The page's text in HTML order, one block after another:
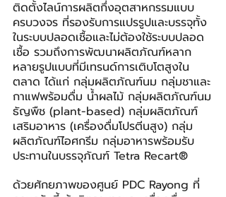
ติดตั้งไลน์การผลิตกึ่งอุตสาหกรรมแบบ
ครบวงจร ที่รองรับการแปรรูปและบรรจุทั้ง
ในระบบปลอดเชื้อและไม่ต้องใช้ระบบปลอด
เชื้อ รวมถึงการพัฒนาผลิตภัณฑ์หลาก
หลายรูปแบบที่มีเทรนด์การเติบโตสูงใน
ตลาด ได้แก่ กลุ่มผลิตภัณฑ์นม กลุ่มชาและ
กาแฟพร้อมดื่ม​ น้ำผลไม้ กลุ่มผลิตภัณฑ์นม
ธัญพืช (plant-based) กลุ่มผลิตภัณฑ์
เสริมอาหาร (เครื่องดื่มโปรตีนสูง) กลุ่ม
ผลิตภัณฑ์ไอศกรีม กลุ่มอาหารพร้อมรับ
ประทานในบรรจุภัณฑ์ Tetra Recart®
ด้วยศักยภาพของศูนย์ PDC Rayong ที่